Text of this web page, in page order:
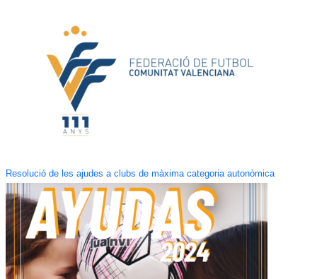
Resolució de les ajudes a clubs de màxima categoria autonòmica